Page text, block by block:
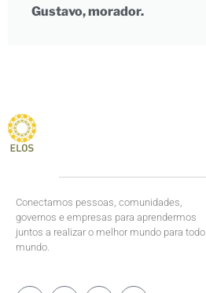
Gustavo, morador.
Conectamos pessoas, comunidades,
governos e empresas para aprendermos
juntos a realizar o melhor mundo para todo
mundo.